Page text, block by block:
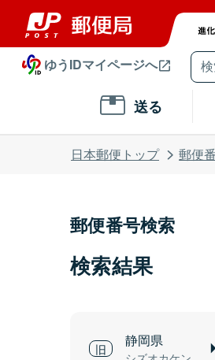
ゆうIDマイページへ
送る
日本郵便トップ 郵便
郵便番号検索
検索結果
静岡県